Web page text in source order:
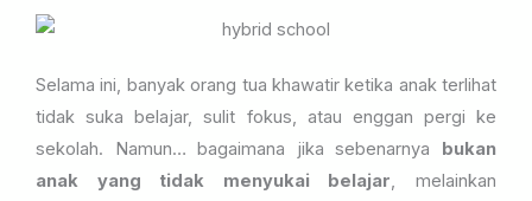
Selama ini, banyak orang tua khawatir ketika anak terlihat
tidak suka belajar, sulit fokus, atau enggan pergi ke
sekolah. Namun… bagaimana jika sebenarnya bukan
anak yang tidak menyukai belajar, melainkan